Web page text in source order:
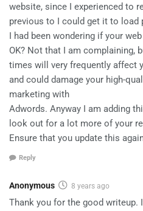
website, since I experienced to
previous to I could get it to load
I had been wondering if your
OK? Not that I am complaining,
times will very frequently affect
and could damage your high-
marketing with
Adwords. Anyway I am adding
look out for a lot more of your
Ensure that you update this
Reply
Anonymous 8 years ago
Thank you for the good